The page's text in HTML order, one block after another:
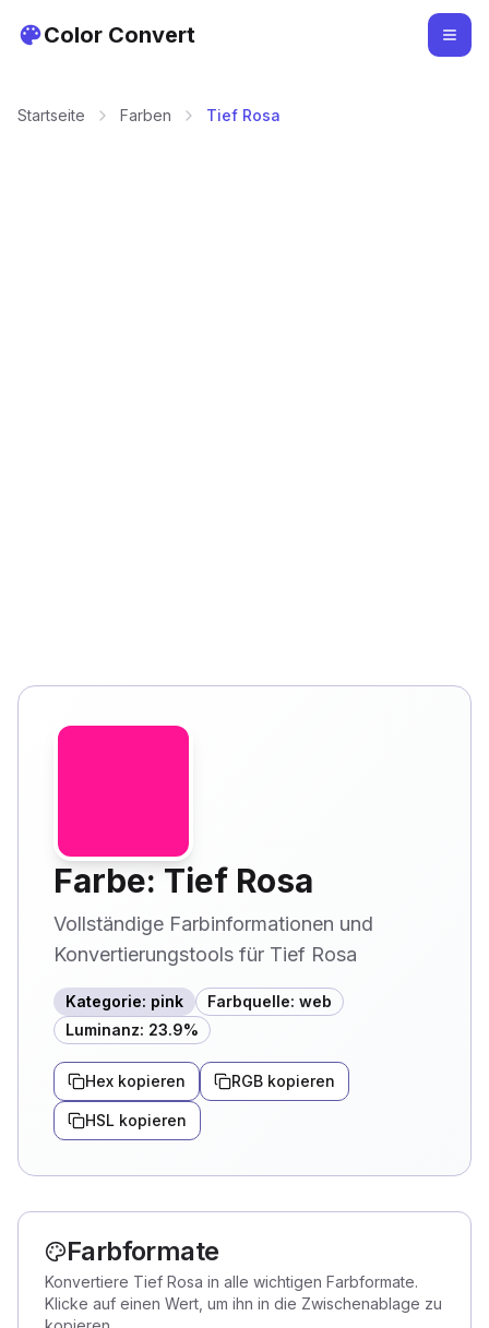
Color Convert
Startseite Farben Tief Rosa
Farbe: Tief Rosa
Vollständige Farbinformationen und
Konvertierungstools für Tief Rosa
Kategorie: pink Farbquelle: web
Luminanz: 23.9%
Hex kopieren RGB kopieren
HSL kopieren
Farbformate
Konvertiere Tief Rosa in alle wichtigen Farbformate.
Klicke auf einen Wert, um ihn in die Zwischenablage zu